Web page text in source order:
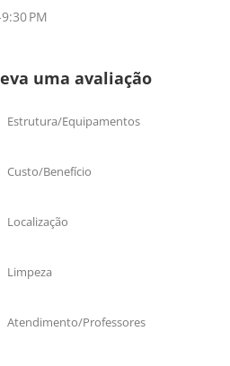
PM
uma avaliação
Estrutura/Equipamentos
Custo/Benefício
Localização
Limpeza
Atendimento/Professores